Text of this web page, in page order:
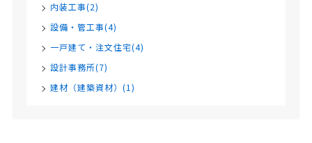
内装工事(2)
設備・管工事(4)
一戸建て・注文住宅(4)
設計事務所(7)
建材（建築資材）(1)